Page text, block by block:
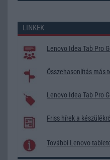
LINKEK
Lenovo Idea Tab Pro
Összehasonlítás más
Lenovo Idea Tab Pro
Friss hírek a
További Lenovo